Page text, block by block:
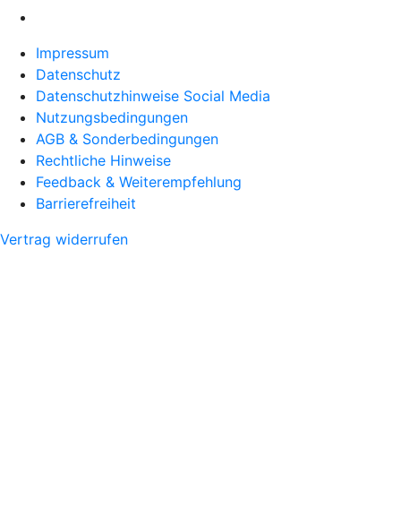
Impressum
Datenschutz
Datenschutzhinweise Social Media
Nutzungsbedingungen
AGB & Sonderbedingungen
Rechtliche Hinweise
Feedback & Weiterempfehlung
Barrierefreiheit
Vertrag widerrufen